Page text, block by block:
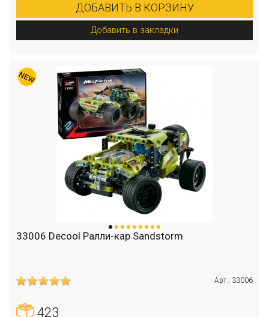
ДОБАВИТЬ В КОРЗИНУ
Добавить в закладки
33006 Decool Ралли-кар Sandstorm
Арт.: 33006
423